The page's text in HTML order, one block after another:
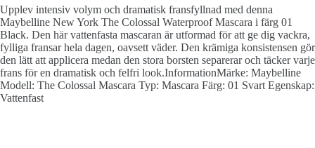
Upplev intensiv volym och dramatisk fransfyllnad med denna
Maybelline New York The Colossal Waterproof Mascara i färg 01
Black. Den här vattenfasta mascaran är utformad för att ge dig vackra,
fylliga fransar hela dagen, oavsett väder. Den krämiga konsistensen gör
den lätt att applicera medan den stora borsten separerar och täcker varje
frans för en dramatisk och felfri look.InformationMärke: Maybelline
Modell: The Colossal Mascara Typ: Mascara Färg: 01 Svart Egenskap:
Vattenfast